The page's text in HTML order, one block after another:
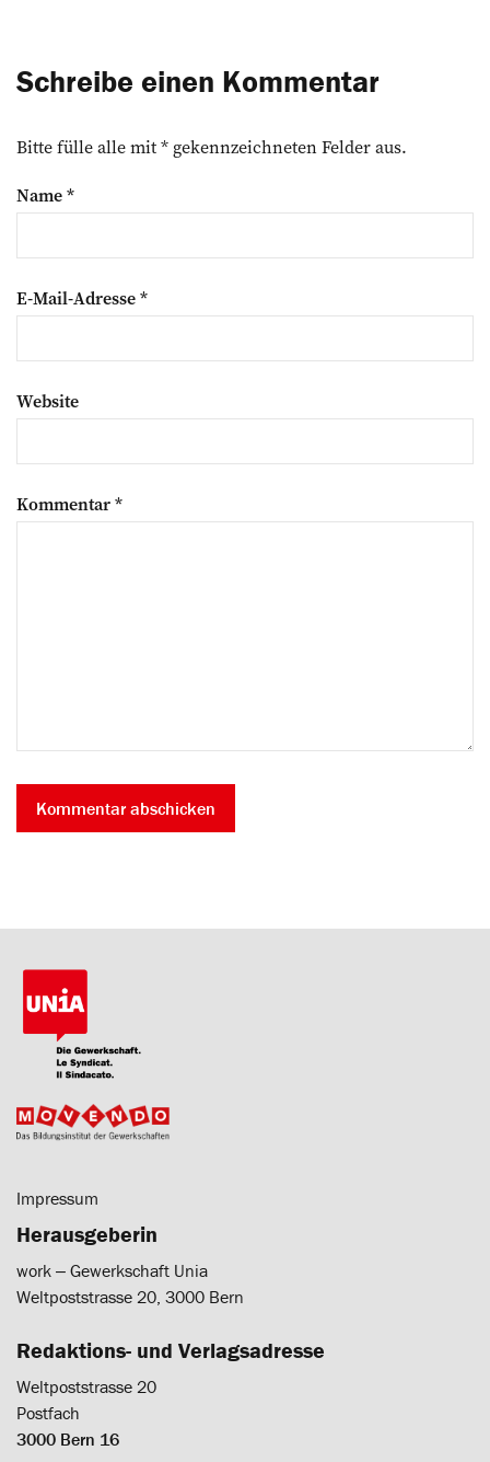
Schreibe einen Kommentar
Bitte fülle alle mit * gekennzeichneten Felder aus.
Name*
E-Mail-Adresse*
Website
Kommentar*
Impressum
Herausgeberin
work ‒ Gewerkschaft Unia
Weltpoststrasse 20, 3000 Bern
Redaktions- und Verlagsadresse
Weltpoststrasse 20
Postfach
3000 Bern 16